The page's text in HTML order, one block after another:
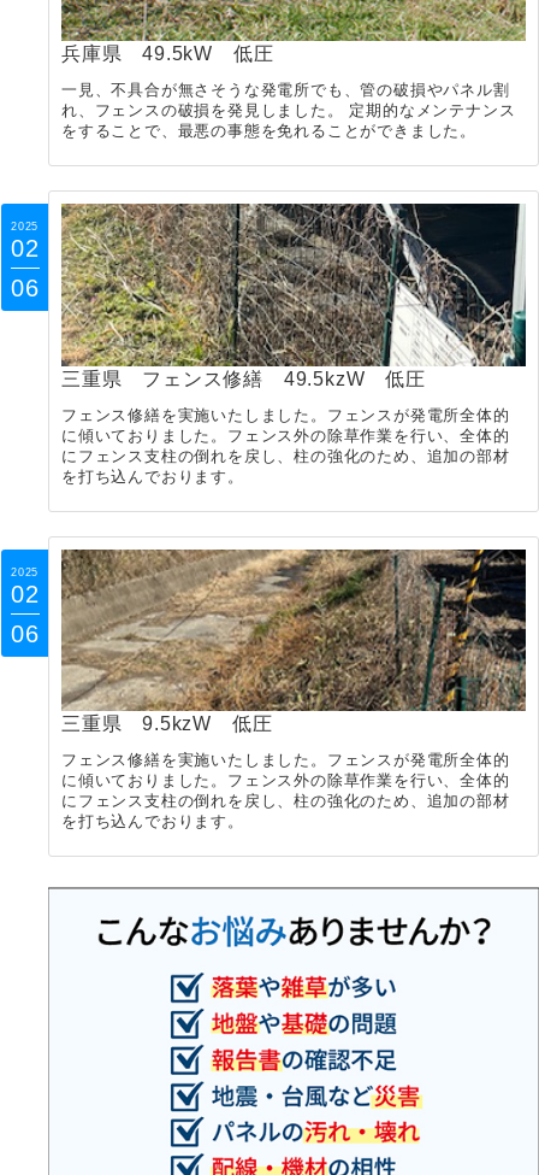
兵庫県 49.5kW 低圧
一見、不具合が無さそうな発電所でも、管の破損やパネル割
れ、フェンスの破損を発見しました。 定期的なメンテナンス
をすることで、最悪の事態を免れることができました。
2025
02
06
三重県 フェンス修繕 49.5kzW 低圧
フェンス修繕を実施いたしました。フェンスが発電所全体的
に傾いておりました。フェンス外の除草作業を行い、全体的
にフェンス支柱の倒れを戻し、柱の強化のため、追加の部材
を打ち込んでおります。
2025
02
06
三重県 9.5kzW 低圧
フェンス修繕を実施いたしました。フェンスが発電所全体的
に傾いておりました。フェンス外の除草作業を行い、全体的
にフェンス支柱の倒れを戻し、柱の強化のため、追加の部材
を打ち込んでおります。